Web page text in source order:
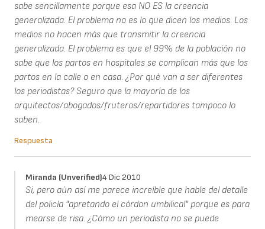
sabe sencillamente porque esa NO ES la creencia
generalizada. El problema no es lo que dicen los medios. Los
medios no hacen más que transmitir la creencia
generalizada. El problema es que el 99% de la población no
sabe que los partos en hospitales se complican más que los
partos en la calle o en casa. ¿Por qué van a ser diferentes
los periodistas? Seguro que la mayoría de los
arquitectos/abogados/fruteros/repartidores tampoco lo
saben.
Respuesta
Miranda (unverified)4 Dic 2010
Si, pero aún así me parece increíble que hable del detalle
del policía "apretando el córdon umbilical" porque es para
mearse de risa. ¿Cómo un periodista no se puede